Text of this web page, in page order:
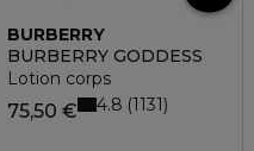
BURBERRY
BURBERRY GODDESS
Lotion corps
75,50 € 4.8 1131